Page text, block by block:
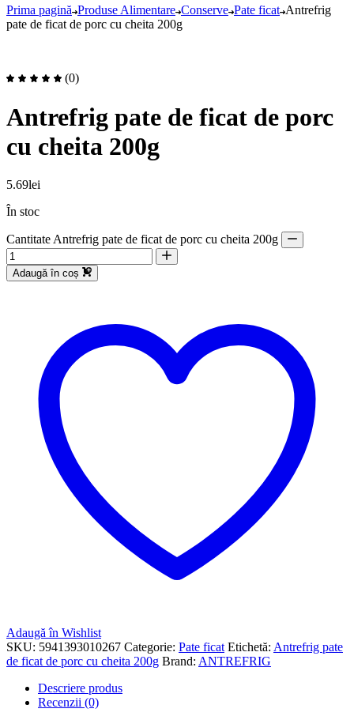
Prima pagină Produse Alimentare Conserve Pate ficat Antrefrig
pate de ficat de porc cu cheita 200g
(0)
Antrefrig pate de ficat de porc
cu cheita 200g
5.69lei
În stoc
Cantitate Antrefrig pate de ficat de porc cu cheita 200g
Adaugă în coș
Adaugă în Wishlist
SKU: 5941393010267 Categorie: Pate ficat Etichetă: Antrefrig pate
de ficat de porc cu cheita 200g Brand: ANTREFRIG
Descriere produs
Recenzii (0)